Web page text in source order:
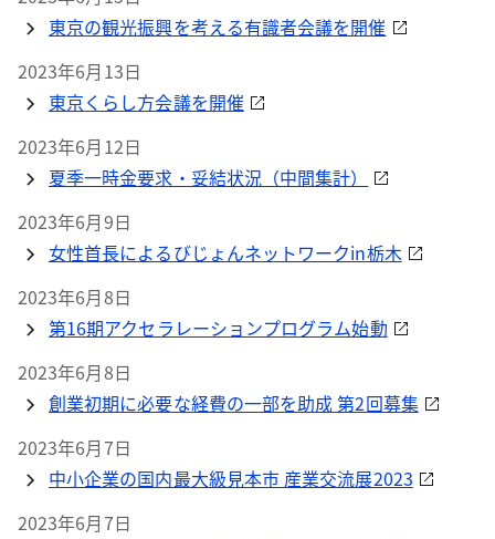
東京の観光振興を考える有識者会議を開催
2023年6月13日
東京くらし方会議を開催
2023年6月12日
夏季一時金要求・妥結状況（中間集計）
2023年6月9日
女性首長によるびじょんネットワークin栃木
2023年6月8日
第16期アクセラレーションプログラム始動
2023年6月8日
創業初期に必要な経費の一部を助成 第2回募集
2023年6月7日
中小企業の国内最大級見本市 産業交流展2023
2023年6月7日